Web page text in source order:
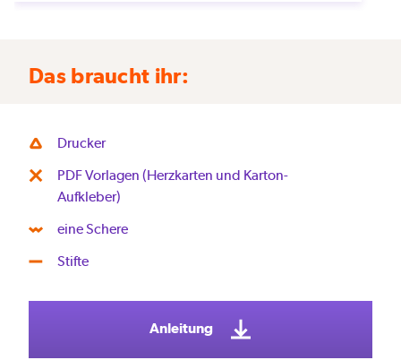
Das braucht ihr:
Drucker
PDF Vorlagen (Herzkarten und Karton-
Aufkleber)
eine Schere
Stifte
Anleitung